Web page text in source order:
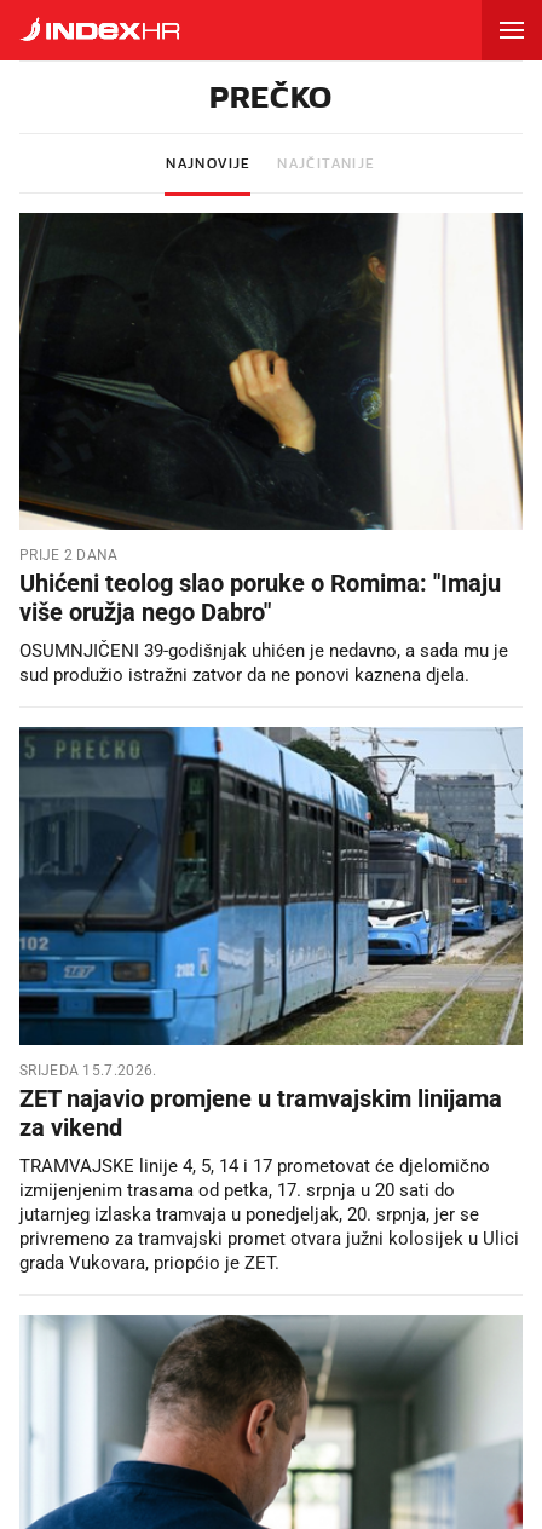
PREČKO
NAJNOVIJE NAJČITANIJE
PRIJE 2 DANA
Uhićeni teolog slao poruke o Romima: "Imaju
više oružja nego Dabro"
OSUMNJIČENI 39-godišnjak uhićen je nedavno, a sada mu je
sud produžio istražni zatvor da ne ponovi kaznena djela.
SRIJEDA 15.7.2026.
ZET najavio promjene u tramvajskim linijama
za vikend
TRAMVAJSKE linije 4, 5, 14 i 17 prometovat će djelomično
izmijenjenim trasama od petka, 17. srpnja u 20 sati do
jutarnjeg izlaska tramvaja u ponedjeljak, 20. srpnja, jer se
privremeno za tramvajski promet otvara južni kolosijek u Ulici
grada Vukovara, priopćio je ZET.